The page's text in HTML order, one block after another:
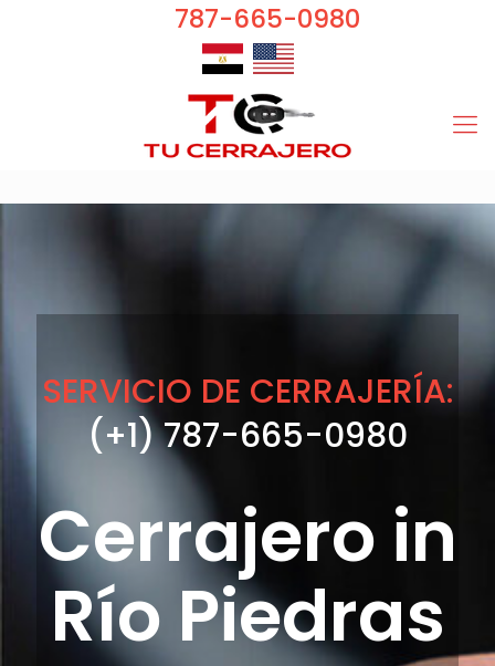
787-665-0980
SERVICIO DE CERRAJERÍA:
(+1) 787-665-0980
Cerrajero in
Río Piedras